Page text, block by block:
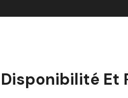
Disponibilité Et